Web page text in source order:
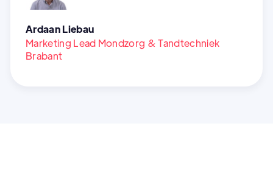
Ardaan Liebau
Marketing Lead Mondzorg & Tandtechniek
Brabant